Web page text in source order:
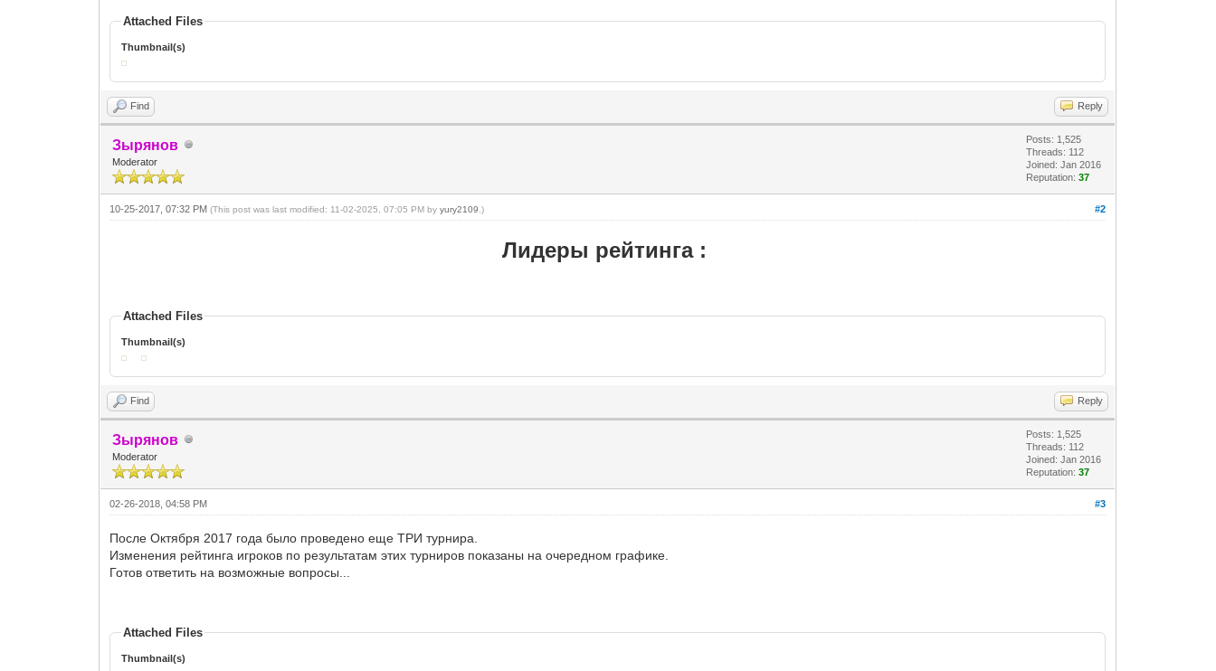
Attached Files
Thumbnail(s)
Find Reply
Зырянов
Moderator
Posts: 1,525
Threads: 112
Joined: Jan 2016
Reputation:37
#2
10-25-2017, 07:32 PM(This post was last modified: 11-02-2025, 07:05 PM byyury2109 .)
Лидеры рейтинга :
Attached Files
Thumbnail(s)
Find Reply
Зырянов
Moderator
Posts: 1,525
Threads: 112
Joined: Jan 2016
Reputation:37
#3
02-26-2018, 04:58 PM
После Октября 2017 года было проведено еще ТРИ турнира.
Изменения рейтинга игроков по результатам этих турниров показаны на очередном графике.
Готов ответить на возможные вопросы...
Attached Files
Thumbnail(s)